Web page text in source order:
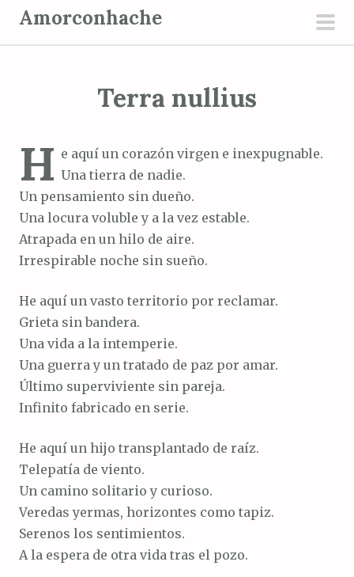
Amorconhache
Terra nullius
H e aquí un corazón virgen e inexpugnable.
Una tierra de nadie.
Un pensamiento sin dueño.
Una locura voluble y a la vez estable.
Atrapada en un hilo de aire.
Irrespirable noche sin sueño.
He aquí un vasto territorio por reclamar.
Grieta sin bandera.
Una vida a la intemperie.
Una guerra y un tratado de paz por amar.
Último superviviente sin pareja.
Infinito fabricado en serie.
He aquí un hijo transplantado de raíz.
Telepatía de viento.
Un camino solitario y curioso.
Veredas yermas, horizontes como tapiz.
Serenos los sentimientos.
A la espera de otra vida tras el pozo.